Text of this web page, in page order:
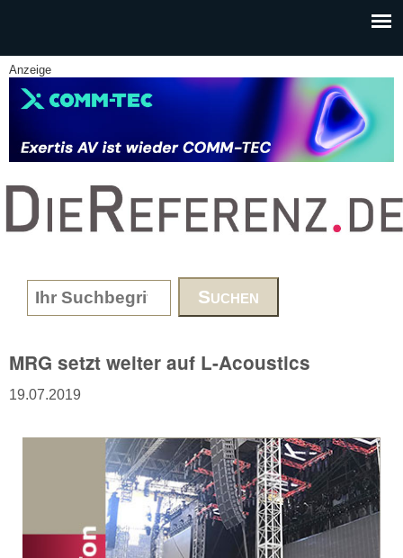
Anzeige
www.DieReferenz.de
Search form
MRG setzt weiter auf L-Acoustics
19.07.2019